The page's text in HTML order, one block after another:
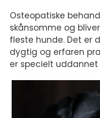
Osteopatiske
skånsomme og
fleste hunde. Det er
dygtig og erfaren
er specielt